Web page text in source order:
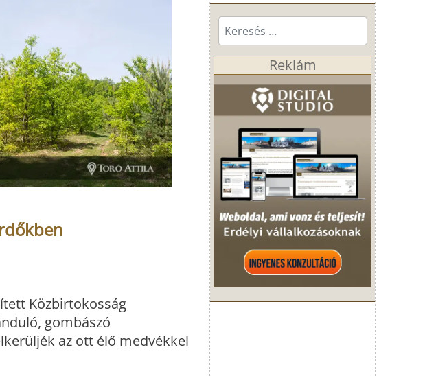
Közbirtokosság
gombászó
az ott élő medvékkel
Keresés...
Reklám